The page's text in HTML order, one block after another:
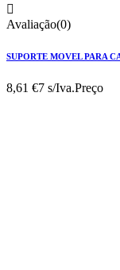

Avaliação(0)
SUPORTE MOVEL PARA
8,61 €7 s/Iva.Preço